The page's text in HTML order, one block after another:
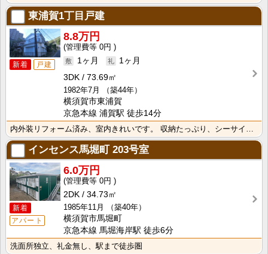
東浦賀1丁目戸建
新着 戸建
8.8万円
0円
1ヶ月
1ヶ月
3DK
73.69㎡
1982年7月
（築44年）
横須賀市東浦賀
京急本線 浦賀駅 徒歩14分
インセンス馬堀町 203号室
新着
アパート
6.0万円
0円
2DK
34.73㎡
1985年11月
（築40年）
横須賀市馬堀町
京急本線 馬堀海岸駅 徒歩6分
洗面所独立、礼金無し、駅まで徒歩圏